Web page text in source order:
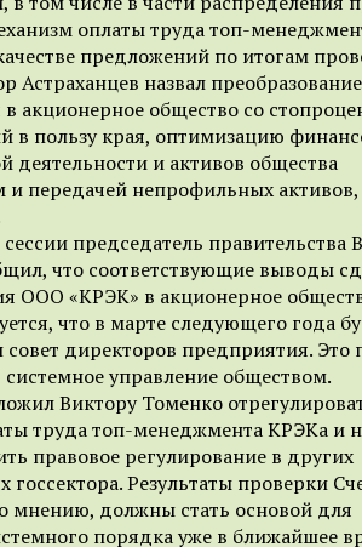
оплаты труда топ-
предложений по итогам
Астраханцев назвал преобразование
акционерное общество со
в пользу края, оптимизацию
деятельности и активов общества
и передачей непрофильных активов,
председатель правительства
что соответствующие выводы
ООО «КРЭК» в акционерное
что в марте следующего года
директоров предприятия. Это
системное управление обществом.
Виктору Томенко
труда топ-менеджмента КРЭКа и
правовое регулирование в других
госсектора. Результаты проверки
мнению, должны стать основой для
порядка уже в ближайшее